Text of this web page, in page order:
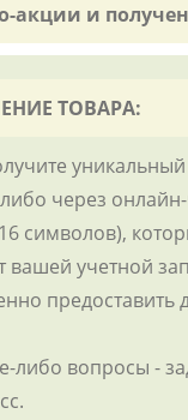
акции и
ТОВАРА:
через
символов),
вашей учетной
предоставить
либо вопросы -